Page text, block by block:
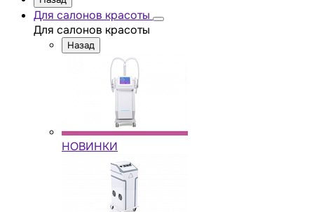
Для салонов красоты
Для салонов красоты
Назад
НОВИНКИ